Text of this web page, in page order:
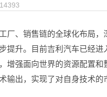
厂、销售链的全球化布局
提升。目前吉利汽车已经
增强面向世界的资源配置
输出，实现了对自身技术的